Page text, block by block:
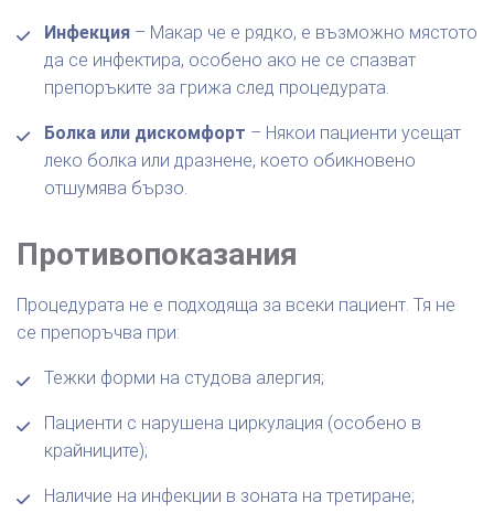
Инфекция – Макар че е рядко, е възможно мястото
да се инфектира, особено ако не се спазват
препоръките за грижа след процедурата.
Болка или дискомфорт – Някои пациенти усещат
леко болка или дразнене, което обикновено
отшумява бързо.
Противопоказания
Процедурата не е подходяща за всеки пациент. Тя не
се препоръчва при:
Тежки форми на студова алергия;
Пациенти с нарушена циркулация (особено в
крайниците);
Наличие на инфекции в зоната на третиране;